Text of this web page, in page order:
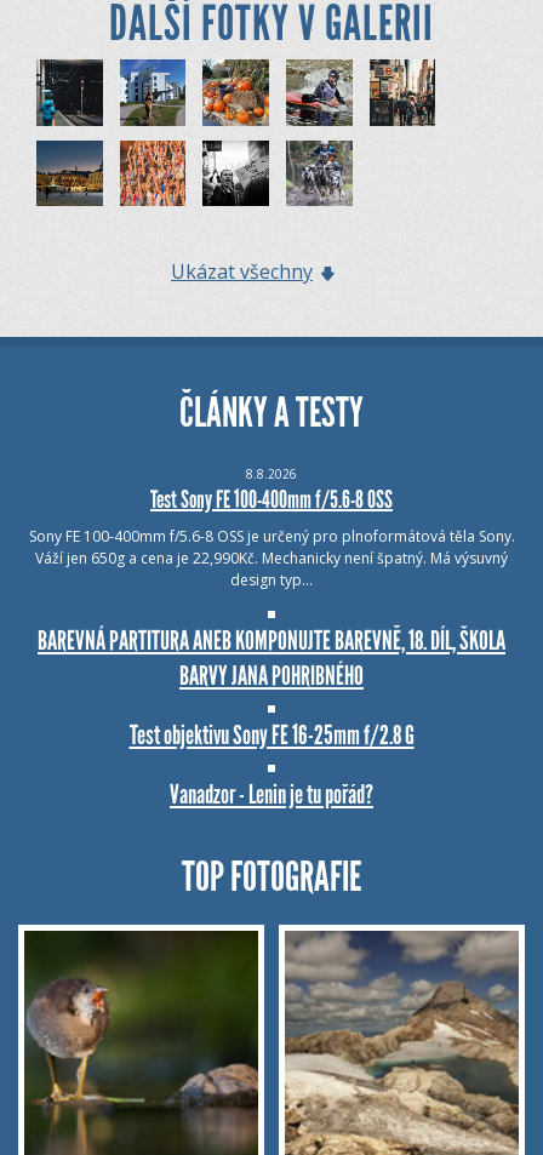
DALŠÍ FOTKY V GALERII
Ukázat všechny
ČLÁNKY A TESTY
8.8.2026
Test Sony FE 100-400mm f/5.6-8 OSS
Sony FE 100-400mm f/5.6-8 OSS je určený pro plnoformátová těla Sony.
Váží jen 650g a cena je 22,990Kč. Mechanicky není špatný. Má výsuvný
design typ…
BAREVNÁ PARTITURA ANEB KOMPONUJTE BAREVNĚ, 18. DÍL, ŠKOLA
BARVY JANA POHRIBNÉHO
Test objektivu Sony FE 16-25mm f/2.8 G
Vanadzor - Lenin je tu pořád?
TOP FOTOGRAFIE